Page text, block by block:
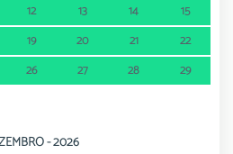
12 13 14
15
19 20 21
22
26 27 28
29
- 2026